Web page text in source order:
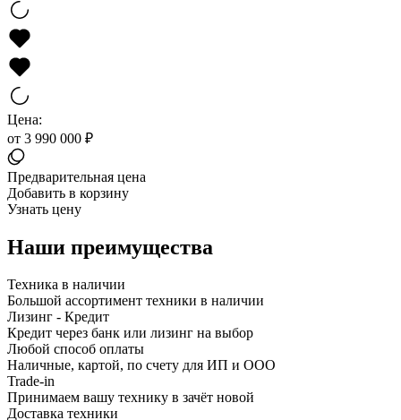
Цена:
от 3 990 000 ₽
Предварительная цена
Добавить в корзину
Узнать цену
Наши преимущества
Техника в наличии
Большой ассортимент техники в наличии
Лизинг - Кредит
Кредит через банк или лизинг на выбор
Любой способ оплаты
Наличные, картой, по счету для ИП и ООО
Trade-in
Принимаем вашу технику в зачёт новой
Доставка техники